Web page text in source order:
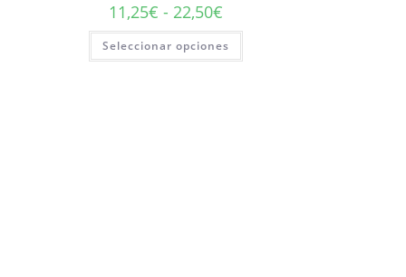
11,25€ - 22,50€
Seleccionar opciones